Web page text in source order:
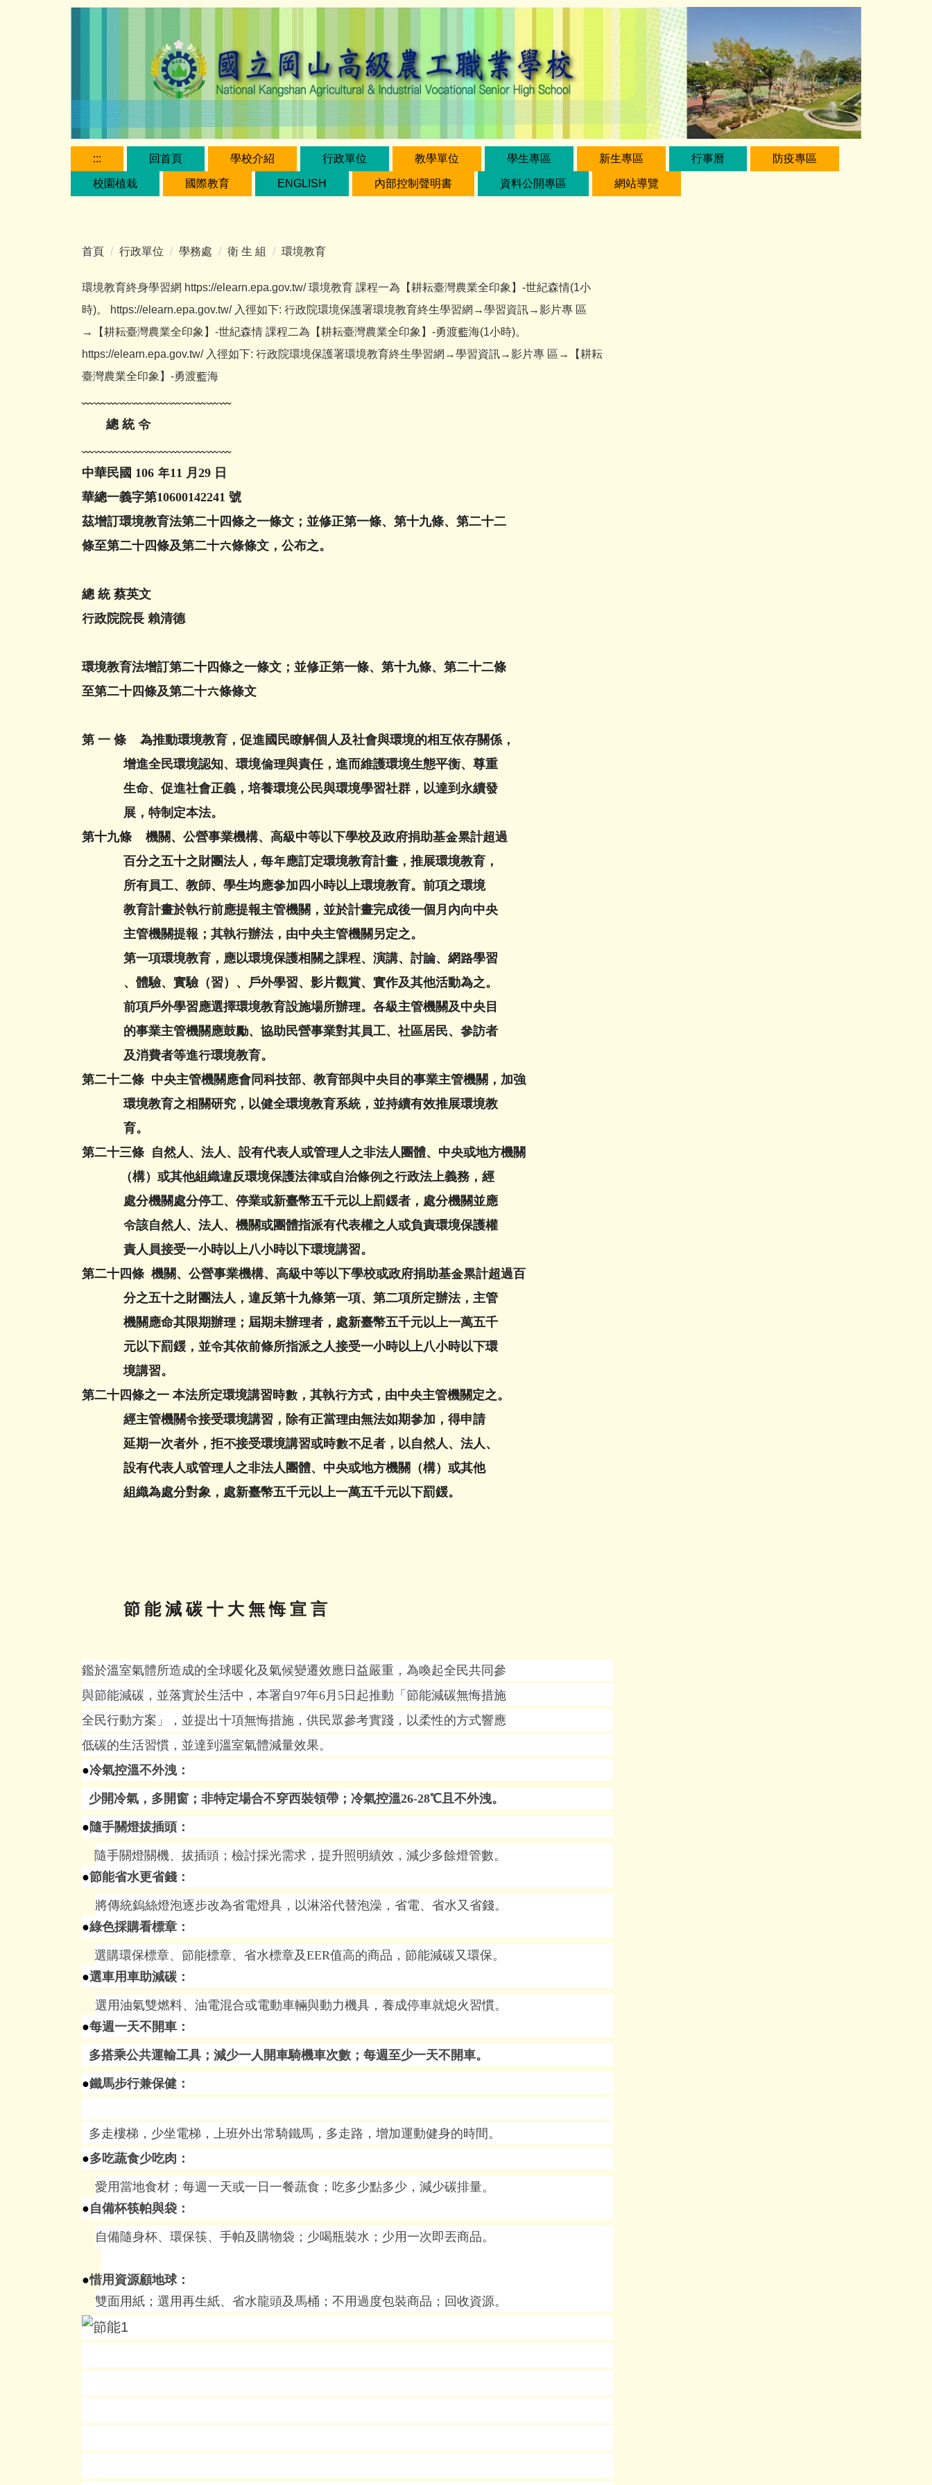
::: 回首頁 學校介紹 行政單位 教學單位 學生專區 新生專區 行事曆 防疫專區
校園植栽 國際教育 ENGLISH 內部控制聲明書 資料公開專區 網站導覽
首頁 行政單位 學務處 衛 生 組 環境教育
環境教育終身學習網 https://elearn.epa.gov.tw/ 環境教育 課程一為【耕耘臺灣農業全印象】-世紀森情(1小
時)。 https://elearn.epa.gov.tw/ 入徑如下: 行政院環境保護署環境教育終生學習網→學習資訊→影片專 區
→【耕耘臺灣農業全印象】-世紀森情 課程二為【耕耘臺灣農業全印象】-勇渡藍海(1小時)。
https://elearn.epa.gov.tw/ 入徑如下: 行政院環境保護署環境教育終生學習網→學習資訊→影片專 區→【耕耘
臺灣農業全印象】-勇渡藍海
﹏﹏﹏﹏﹏﹏﹏﹏﹏﹏﹏﹏
總 統 令
﹏﹏﹏﹏﹏﹏﹏﹏﹏﹏﹏﹏
中華民國 106 年11 月29 日
華總一義字第10600142241 號
茲增訂環境教育法第二十四條之一條文；並修正第一條、第十九條、第二十二
條至第二十四條及第二十六條條文，公布之。
總 統 蔡英文
行政院院長 賴清德
環境教育法增訂第二十四條之一條文；並修正第一條、第十九條、第二十二條
至第二十四條及第二十六條條文
第 一 條 為推動環境教育，促進國民瞭解個人及社會與環境的相互依存關係，
增進全民環境認知、環境倫理與責任，進而維護環境生態平衡、尊重
生命、促進社會正義，培養環境公民與環境學習社群，以達到永續發
展，特制定本法。
第十九條 機關、公營事業機構、高級中等以下學校及政府捐助基金累計超過
百分之五十之財團法人，每年應訂定環境教育計畫，推展環境教育，
所有員工、教師、學生均應參加四小時以上環境教育。前項之環境
教育計畫於執行前應提報主管機關，並於計畫完成後一個月內向中央
主管機關提報；其執行辦法，由中央主管機關另定之。
第一項環境教育，應以環境保護相關之課程、演講、討論、網路學習
、體驗、實驗（習）、戶外學習、影片觀賞、實作及其他活動為之。
前項戶外學習應選擇環境教育設施場所辦理。各級主管機關及中央目
的事業主管機關應鼓勵、協助民營事業對其員工、社區居民、參訪者
及消費者等進行環境教育。
第二十二條 中央主管機關應會同科技部、教育部與中央目的事業主管機關，加強
環境教育之相關研究，以健全環境教育系統，並持續有效推展環境教
育。
第二十三條 自然人、法人、設有代表人或管理人之非法人團體、中央或地方機關
（構）或其他組織違反環境保護法律或自治條例之行政法上義務，經
處分機關處分停工、停業或新臺幣五千元以上罰鍰者，處分機關並應
令該自然人、法人、機關或團體指派有代表權之人或負責環境保護權
責人員接受一小時以上八小時以下環境講習。
第二十四條 機關、公營事業機構、高級中等以下學校或政府捐助基金累計超過百
分之五十之財團法人，違反第十九條第一項、第二項所定辦法，主管
機關應命其限期辦理；屆期未辦理者，處新臺幣五千元以上一萬五千
元以下罰鍰，並令其依前條所指派之人接受一小時以上八小時以下環
境講習。
第二十四條之一 本法所定環境講習時數，其執行方式，由中央主管機關定之。
經主管機關令接受環境講習，除有正當理由無法如期參加，得申請
延期一次者外，拒不接受環境講習或時數不足者，以自然人、法人、
設有代表人或管理人之非法人團體、中央或地方機關（構）或其他
組織為處分對象，處新臺幣五千元以上一萬五千元以下罰鍰。
節 能 減 碳 十 大 無 悔 宣 言
鑑於溫室氣體所造成的全球暖化及氣候變遷效應日益嚴重，為喚起全民共同參
與節能減碳，並落實於生活中，本署自97年6 月 5日起推動「節能減碳無悔措施
全民行動方案」，並提出十項無悔措施，供民眾參考實踐，以柔性的方式響應
低碳的生活習慣，並達到溫室氣體減量效果。
●冷氣控溫不外洩：
少開冷氣，多開窗；非特定場合不穿西裝領帶；冷氣控溫26-28℃且不外洩。
●隨手關燈拔插頭：
隨手關燈關機、拔插頭；檢討採光需求，提升照明績效，減少多餘燈管數。
●節能省水更省錢：
將傳統鎢絲燈泡逐步改為省電燈具，以淋浴代替泡澡，省電、省水又省錢。
●綠色採購看標章：
選購環保標章、節能標章、省水標章及EER值高的商品，節能減碳又環保。
●選車用車助減碳：
選用油氣雙燃料、油電混合或電動車輛與動力機具，養成停車就熄火習慣。
●每週一天不開車：
多搭乘公共運輸工具；減少一人開車騎機車次數；每週至少一天不開車。
●鐵馬步行兼保健：
多走樓梯，少坐電梯，上班外出常騎鐵馬，多走路，增加運動健身的時間。
●多吃蔬食少吃肉：
愛用當地食材；每週一天或一日一餐蔬食；吃多少點多少，減少碳排量。
●自備杯筷帕與袋：
自備隨身杯、環保筷、手帕及購物袋；少喝瓶裝水；少用一次即丟商品。
●惜用資源顧地球：
雙面用紙；選用再生紙、省水龍頭及馬桶；不用過度包裝商品；回收資源。